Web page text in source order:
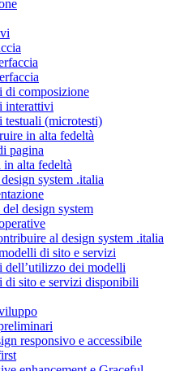
di composizione
interattivi
testuali (microtesti)
in alta fedeltà
pagina
alta fedeltà
system .italia
design system
al design system .italia
di sito e servizi
dell’utilizzo dei modelli
di sito e servizi disponibili
responsivo e accessibile